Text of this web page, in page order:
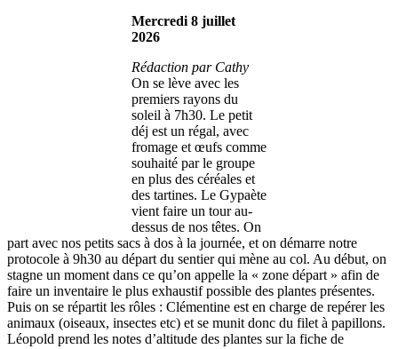
Mercredi 8 juillet
2026
Rédaction par Cathy
On se lève avec les
premiers rayons du
soleil à 7h30. Le petit
déj est un régal, avec
fromage et œufs comme
souhaité par le groupe
en plus des céréales et
des tartines. Le Gypaète
vient faire un tour au-
dessus de nos têtes. On
part avec nos petits sacs à dos à la journée, et on démarre notre
protocole à 9h30 au départ du sentier qui mène au col. Au début, on
stagne un moment dans ce qu’on appelle la « zone départ » afin de
faire un inventaire le plus exhaustif possible des plantes présentes.
Puis on se répartit les rôles : Clémentine est en charge de repérer les
animaux (oiseaux, insectes etc) et se munit donc du filet à papillons.
Léopold prend les notes d’altitude des plantes sur la fiche de